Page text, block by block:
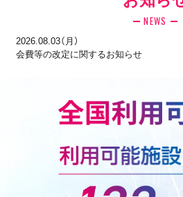
NEWS
2026.08.03（月）
会費等の改定に関するお知らせ